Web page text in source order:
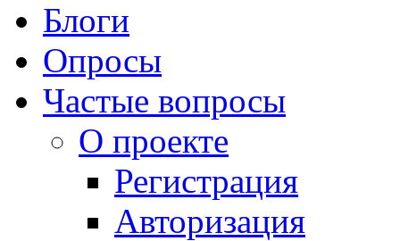
Блоги
Опросы
Частые вопросы
О проекте
Регистрация
Авторизация